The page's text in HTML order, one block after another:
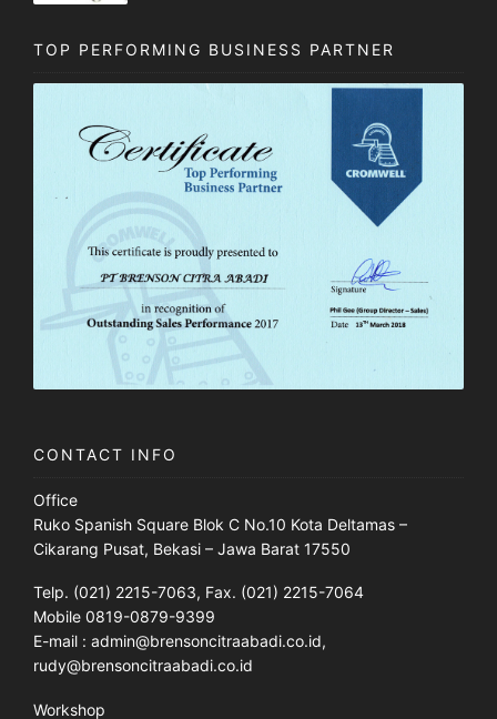
TOP PERFORMING BUSINESS PARTNER
CONTACT INFO
Office
Ruko Spanish Square Blok C No.10 Kota Deltamas –
Cikarang Pusat, Bekasi – Jawa Barat 17550
Telp. (021) 2215-7063, Fax. (021) 2215-7064
Mobile 0819-0879-9399
E-mail : admin@brensoncitraabadi.co.id,
rudy@brensoncitraabadi.co.id
Workshop